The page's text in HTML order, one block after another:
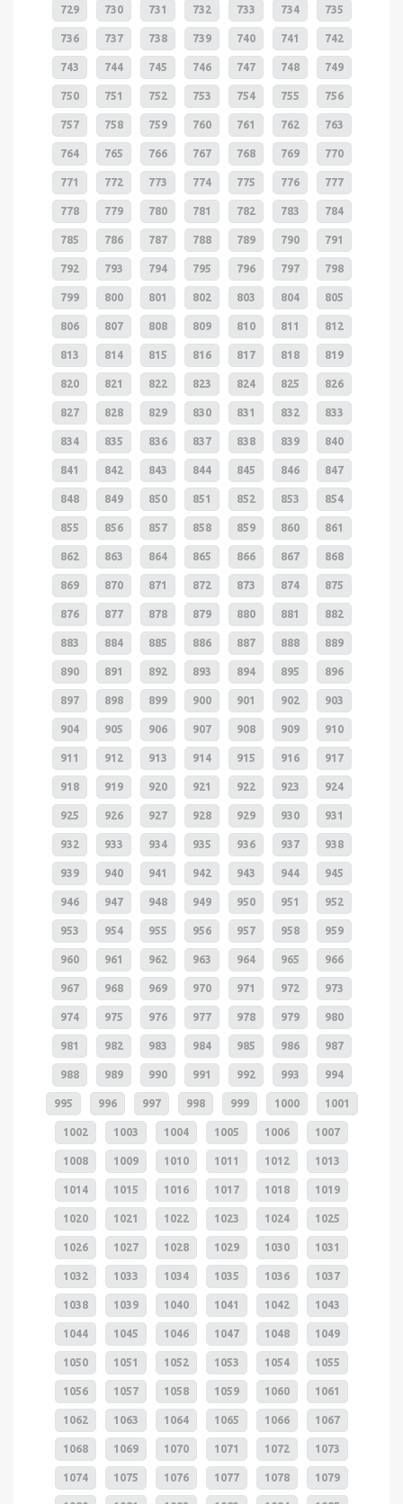
729 730 731 732 733 734 735
736 737 738 739 740 741 742
743 744 745 746 747 748 749
750 751 752 753 754 755 756
757 758 759 760 761 762 763
764 765 766 767 768 769 770
771 772 773 774 775 776 777
778 779 780 781 782 783 784
785 786 787 788 789 790 791
792 793 794 795 796 797 798
799 800 801 802 803 804 805
806 807 808 809 810 811 812
813 814 815 816 817 818 819
820 821 822 823 824 825 826
827 828 829 830 831 832 833
834 835 836 837 838 839 840
841 842 843 844 845 846 847
848 849 850 851 852 853 854
855 856 857 858 859 860 861
862 863 864 865 866 867 868
869 870 871 872 873 874 875
876 877 878 879 880 881 882
883 884 885 886 887 888 889
890 891 892 893 894 895 896
897 898 899 900 901 902 903
904 905 906 907 908 909 910
911 912 913 914 915 916 917
918 919 920 921 922 923 924
925 926 927 928 929 930 931
932 933 934 935 936 937 938
939 940 941 942 943 944 945
946 947 948 949 950 951 952
953 954 955 956 957 958 959
960 961 962 963 964 965 966
967 968 969 970 971 972 973
974 975 976 977 978 979 980
981 982 983 984 985 986 987
988 989 990 991 992 993 994
995 996 997 998 999 1000 1001
1002 1003 1004 1005 1006 1007
1008 1009 1010 1011 1012 1013
1014 1015 1016 1017 1018 1019
1020 1021 1022 1023 1024 1025
1026 1027 1028 1029 1030 1031
1032 1033 1034 1035 1036 1037
1038 1039 1040 1041 1042 1043
1044 1045 1046 1047 1048 1049
1050 1051 1052 1053 1054 1055
1056 1057 1058 1059 1060 1061
1062 1063 1064 1065 1066 1067
1068 1069 1070 1071 1072 1073
1074 1075 1076 1077 1078 1079